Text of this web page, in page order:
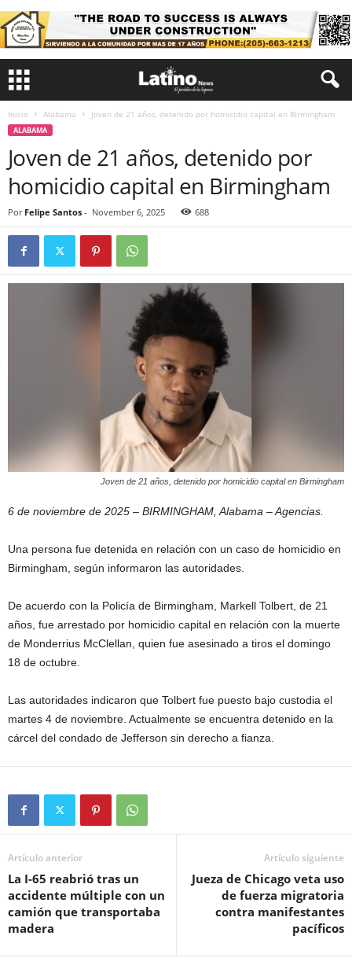
Inicio Alabama Joven de 21 años, detenido por homicidio capital en Birmingham
ALABAMA
Joven de 21 años, detenido por
homicidio capital en Birmingham
Por Felipe Santos - November 6, 2025 688
Joven de 21 años, detenido por homicidio capital en Birmingham
6 de noviembre de 2025 – BIRMINGHAM, Alabama – Agencias.
Una persona fue detenida en relación con un caso de homicidio en
Birmingham, según informaron las autoridades.
De acuerdo con la Policía de Birmingham, Markell Tolbert, de 21
años, fue arrestado por homicidio capital en relación con la muerte
de Monderrius McClellan, quien fue asesinado a tiros el domingo
18 de octubre.
Las autoridades indicaron que Tolbert fue puesto bajo custodia el
martes 4 de noviembre. Actualmente se encuentra detenido en la
cárcel del condado de Jefferson sin derecho a fianza.
Artículo anterior
La I-65 reabrió tras un
accidente múltiple con un
camión que transportaba
madera
Artículo siguiente
Jueza de Chicago veta uso
de fuerza migratoria
contra manifestantes
pacíficos